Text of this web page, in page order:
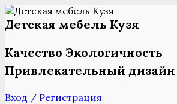
Перейти
к
содержанию
Детская мебель Кузя
Качество Экологичность
Привлекательный дизайн
Вход / Регистрация